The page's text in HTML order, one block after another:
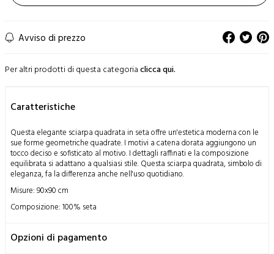
Avviso di prezzo
Per altri prodotti di questa categoriaclicca qui.
Caratteristiche
Questa elegante sciarpa quadrata in seta offre un'estetica moderna con le
sue forme geometriche quadrate. I motivi a catena dorata aggiungono un
tocco deciso e sofisticato al motivo. I dettagli raffinati e la composizione
equilibrata si adattano a qualsiasi stile. Questa sciarpa quadrata, simbolo di
eleganza, fa la differenza anche nell'uso quotidiano.
Misure: 90x90 cm
Composizione: 100% seta
Questo prodotto è ottenuto dalla lavorazione del bozzolo del baco da
Opzioni di pagamento